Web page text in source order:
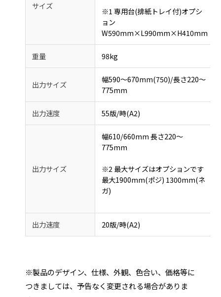
サイズ
※1 専用台(排紙トレイ付)オプシ
ョン
W590mm×L990mm×H410mm
重量 98kg
出力サイズ
幅590～670mm(750)/長さ220～
775mm
出力速度 55版/時(A2)
出力サイズ
幅610/660mm 長さ220～
775mm
※2 最大サイズはオプションです
最大1900mm(ポジ) 1300mm(ネ
ガ)
出力速度 20版/時(A2)
※製品のデザイン、仕様、外観、色合い、価格等に
つきましては、予告なく変更される場合がありま